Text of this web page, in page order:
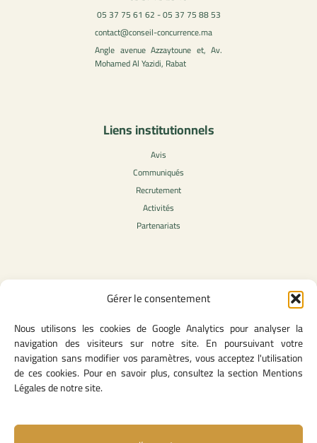
Gérer le consentement
Nous utilisons les cookies de Google Analytics pour analyser la
navigation des visiteurs sur notre site. En poursuivant votre
navigation sans modifier vos paramètres, vous acceptez l'utilisation
de ces cookies. Pour en savoir plus, consultez la section Mentions
Légales de notre site.
05 37 75 61 62 - 05 37 75 88 53
contact@conseil-concurrence.ma
Angle avenue Azzaytoune et, Av.
Mohamed Al Yazidi, Rabat
Liens institutionnels
Avis
Communiqués
Recrutement
Activités
Partenariats
Contenu légale
CGU
Mentions légales
Politique des cookies
Lien utiles